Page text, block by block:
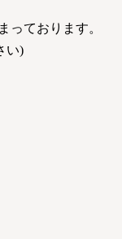
っております。
い)